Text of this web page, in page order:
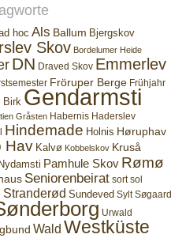
hoc Als Ballum Bjergskov
Skov Bordelumer Heide
DN Draved Skov Emmerlev
Fröruper Berge Frühjahr
Birk Gendarmsti
Gråsten Habernis Haderslev
Hindemade Holnis Høruphav
Hav Kalvø Kobbelskov Kruså
Nydamsti Pamhule Skov Rømø
Seniorenbeirat sort sol
Stranderød Sundeved Sylt Søgaard
Urwald
Wald Westküste